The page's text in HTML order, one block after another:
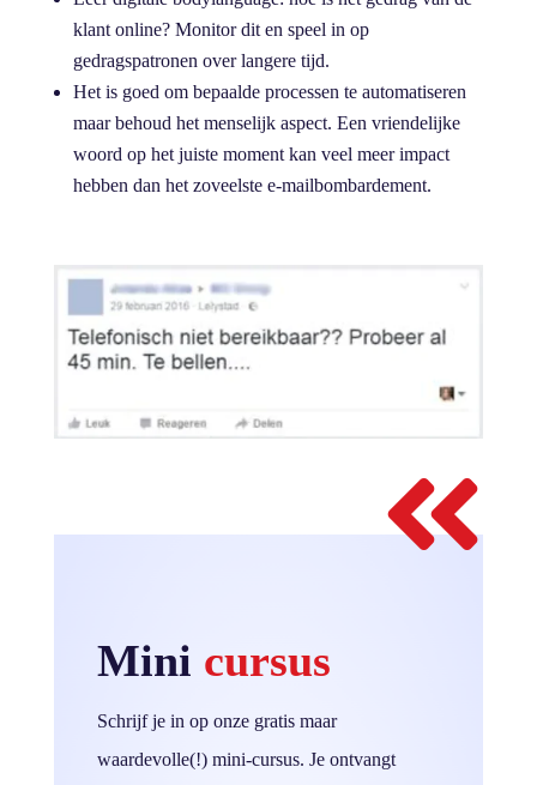
klant online? Monitor dit en speel in op
gedragspatronen over langere tijd.
Het is goed om bepaalde processen te automatiseren
maar behoud het menselijk aspect. Een vriendelijke
woord op het juiste moment kan veel meer impact
hebben dan het zoveelste e-mailbombardement.

Mini cursus
Schrijf je in op onze gratis maar
waardevolle(!) mini-cursus. Je ontvangt